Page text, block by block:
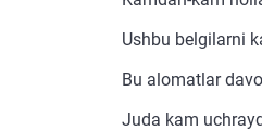
Ushbu belgilarni
Bu alomatlar
Juda kam